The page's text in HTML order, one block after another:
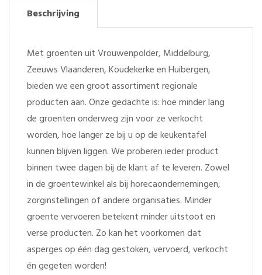
Beschrijving
Met groenten uit Vrouwenpolder, Middelburg,
Zeeuws Vlaanderen, Koudekerke en Huibergen,
bieden we een groot assortiment regionale
producten aan. Onze gedachte is: hoe minder lang
de groenten onderweg zijn voor ze verkocht
worden, hoe langer ze bij u op de keukentafel
kunnen blijven liggen. We proberen ieder product
binnen twee dagen bij de klant af te leveren. Zowel
in de groentewinkel als bij horecaondernemingen,
zorginstellingen of andere organisaties. Minder
groente vervoeren betekent minder uitstoot en
verse producten. Zo kan het voorkomen dat
asperges op één dag gestoken, vervoerd, verkocht
én gegeten worden!